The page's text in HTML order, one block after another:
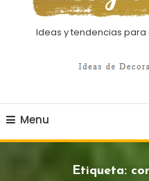
Ideas y tendencias
Menu
Etiqueta: